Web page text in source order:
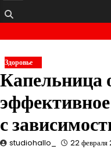
Здоровье
Капельница
с
studiohallo_ 22